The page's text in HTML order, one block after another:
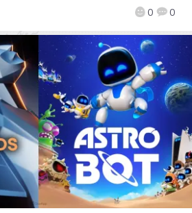
0 0